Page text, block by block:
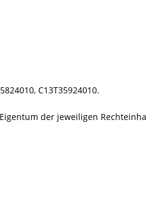
C13T35924010.
der jeweiligen